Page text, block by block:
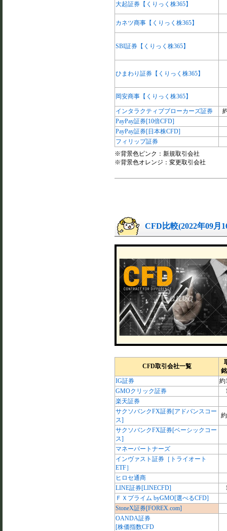
大起証券【くりっく株365】
カネツ商事【くりっく株365】
SBI証券【くりっく株365】
ひまわり証券【くりっく株365】
岡安商事【くりっく株365】
インタラクティブブローカーズ証券
PayPay証券[10倍CFD]
PayPay証券[日本株CFD]
フィリップ証券
※背景色ピンク：新規取引会社
※背景色オレンジ：変更取引会社
CFD比較(2022年09月
CFD取引会社一覧
IG証券
約
GMOクリック証券
楽天証券
サクソバンクFX証券[アドバンスコー
ス]
サクソバンクFX証券[ベーシックコー
ス]
マネーパートナーズ
インヴァスト証券［トライオート
ETF］
ヒロセ通商
LINE証券[LINECFD]
ＦＸプライム byGMO[選べるCFD]
StoneX証券[FOREX.com]
OANDA証券
[株価指数CFD